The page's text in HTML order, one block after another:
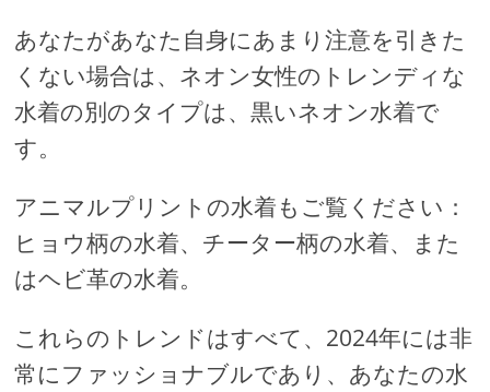
あなたがあなた自身にあまり注意を引きた
くない場合は、ネオン女性のトレンディな
水着の別のタイプは、黒いネオン水着で
す。
アニマルプリントの水着もご覧ください：
ヒョウ柄の水着、チーター柄の水着、また
はヘビ革の水着。
これらのトレンドはすべて、2024年には非
常にファッショナブルであり、あなたの水